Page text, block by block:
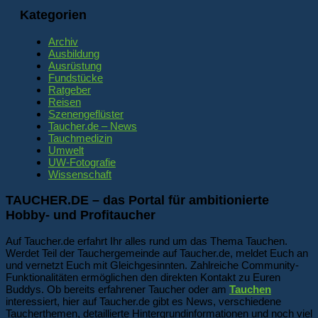
Kategorien
Archiv
Ausbildung
Ausrüstung
Fundstücke
Ratgeber
Reisen
Szenengeflüster
Taucher.de – News
Tauchmedizin
Umwelt
UW-Fotografie
Wissenschaft
TAUCHER.DE – das Portal für ambitionierte
Hobby- und Profitaucher
Auf Taucher.de erfahrt Ihr alles rund um das Thema Tauchen.
Werdet Teil der Tauchergemeinde auf Taucher.de, meldet Euch an
und vernetzt Euch mit Gleichgesinnten. Zahlreiche Community-
Funktionalitäten ermöglichen den direkten Kontakt zu Euren
Buddys. Ob bereits erfahrener Taucher oder am Tauchen
interessiert, hier auf Taucher.de gibt es News, verschiedene
Taucherthemen, detaillierte Hintergrundinformationen und noch viel